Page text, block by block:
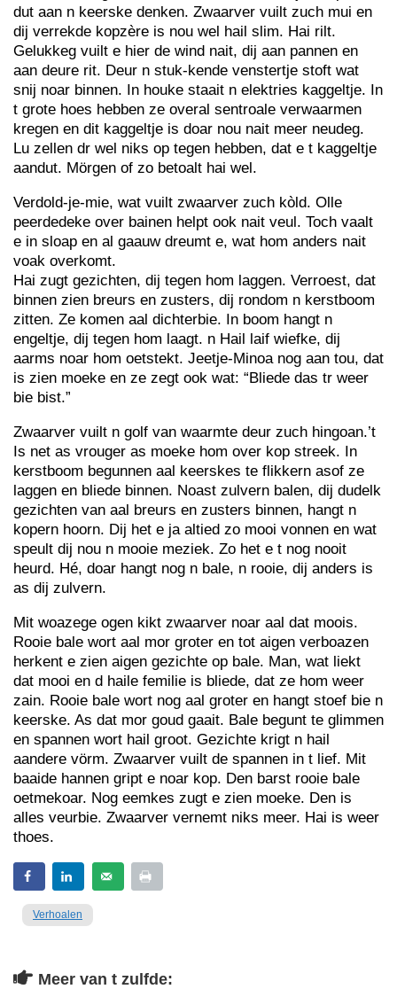
dut aan n keerske denken. Zwaarver vuilt zuch mui en
dij verrekde kopzère is nou wel hail slim. Hai rilt.
Gelukkeg vuilt e hier de wind nait, dij aan pannen en
aan deure rit. Deur n stuk-kende venstertje stoft wat
snij noar binnen. In houke staait n elektries kaggeltje. In
t grote hoes hebben ze overal sentroale verwaarmen
kregen en dit kaggeltje is doar nou nait meer neudeg.
Lu zellen dr wel niks op tegen hebben, dat e t kaggeltje
aandut. Mörgen of zo betoalt hai wel.
Verdold-je-mie, wat vuilt zwaarver zuch kòld. Olle
peerdedeke over bainen helpt ook nait veul. Toch vaalt
e in sloap en al gaauw dreumt e, wat hom anders nait
voak overkomt.
Hai zugt gezichten, dij tegen hom laggen. Verroest, dat
binnen zien breurs en zusters, dij rondom n kerstboom
zitten. Ze komen aal dichterbie. In boom hangt n
engeltje, dij tegen hom laagt. n Hail laif wiefke, dij
aarms noar hom oetstekt. Jeetje-Minoa nog aan tou, dat
is zien moeke en ze zegt ook wat: “Bliede das tr weer
bie bist.”
Zwaarver vuilt n golf van waarmte deur zuch hingoan.’t
Is net as vrouger as moeke hom over kop streek. In
kerstboom begunnen aal keerskes te flikkern asof ze
laggen en bliede binnen. Noast zulvern balen, dij dudelk
gezichten van aal breurs en zusters binnen, hangt n
kopern hoorn. Dij het e ja altied zo mooi vonnen en wat
speult dij nou n mooie meziek. Zo het e t nog nooit
heurd. Hé, doar hangt nog n bale, n rooie, dij anders is
as dij zulvern.
Mit woazege ogen kikt zwaarver noar aal dat moois.
Rooie bale wort aal mor groter en tot aigen verboazen
herkent e zien aigen gezichte op bale. Man, wat liekt
dat mooi en d haile femilie is bliede, dat ze hom weer
zain. Rooie bale wort nog aal groter en hangt stoef bie n
keerske. As dat mor goud gaait. Bale begunt te glimmen
en spannen wort hail groot. Gezichte krigt n hail
aandere vörm. Zwaarver vuilt de spannen in t lief. Mit
baaide hannen gript e noar kop. Den barst rooie bale
oetmekoar. Nog eemkes zugt e zien moeke. Den is
alles veurbie. Zwaarver vernemt niks meer. Hai is weer
thoes.
Verhoalen
Meer van t zulfde: